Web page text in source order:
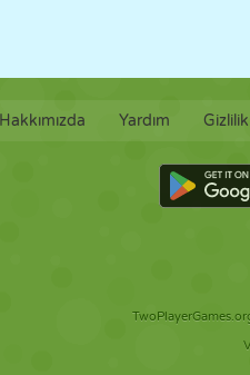
Hakkımızda Yardım